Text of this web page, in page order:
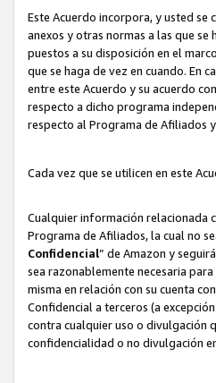
Este Acuerdo incorpora, y usted se
anexos y otras normas a las que
puestos a su disposición en el
que se haga de vez en cuando. En
entre este Acuerdo y su acuerdo
respecto a dicho programa
respecto al Programa de Afiliados
Cada vez que se utilicen en este
Cualquier información relacionada
Programa de Afiliados, la cual no
Confidencial” de Amazon y
sea razonablemente necesaria
misma en relación con su cuenta
Confidencial a terceros (a
contra cualquier uso o divulgación
confidencialidad o no divulgación